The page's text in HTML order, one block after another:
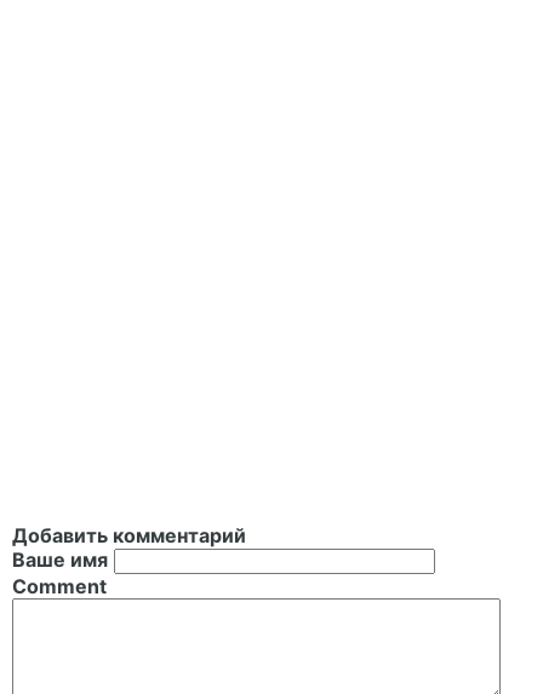
Добавить комментарий
Ваше имя
Comment